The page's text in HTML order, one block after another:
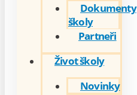
Dokumenty
školy
Partneři
Život školy
Novinky